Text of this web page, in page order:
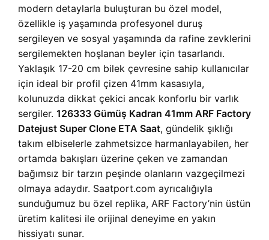
modern detaylarla buluşturan bu özel model,
özellikle iş yaşamında profesyonel duruş
sergileyen ve sosyal yaşamında da rafine zevklerini
sergilemekten hoşlanan beyler için tasarlandı.
Yaklaşık 17-20 cm bilek çevresine sahip kullanıcılar
için ideal bir profil çizen 41mm kasasıyla,
kolunuzda dikkat çekici ancak konforlu bir varlık
sergiler. 126333 Gümüş Kadran 41mm ARF Factory
Datejust Super Clone ETA Saat, gündelik şıklığı
takım elbiselerle zahmetsizce harmanlayabilen, her
ortamda bakışları üzerine çeken ve zamandan
bağımsız bir tarzın peşinde olanların vazgeçilmezi
olmaya adaydır. Saatport.com ayrıcalığıyla
sunduğumuz bu özel replika, ARF Factory’nin üstün
üretim kalitesi ile orijinal deneyime en yakın
hissiyatı sunar.